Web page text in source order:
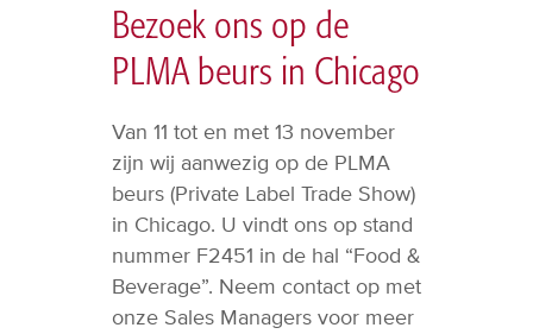
Bezoek ons op de
PLMA beurs in Chicago
Van 11 tot en met 13 november
zijn wij aanwezig op de PLMA
beurs (Private Label Trade Show)
in Chicago. U vindt ons op stand
nummer F2451 in de hal “Food &
Beverage”. Neem contact op met
onze Sales Managers voor meer